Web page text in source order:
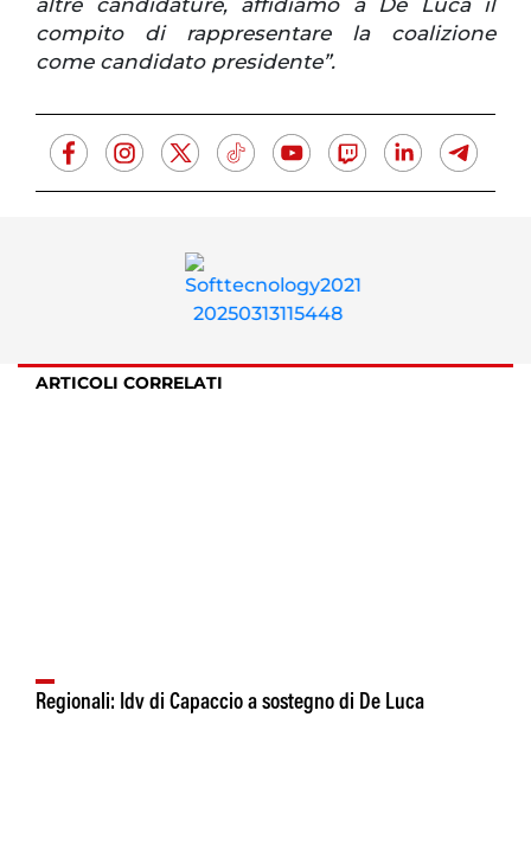
compito di rappresentare la coalizione
come candidato presidente”.
ARTICOLI CORRELATI
Regionali: Idv di Capaccio a sostegno di De Luca